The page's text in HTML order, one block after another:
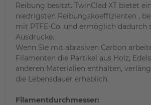
Reibung besitzt. TwinClad XT bietet
niedrigsten Reibungskoeffizienten ,
mit PTFE-Co. und ermöglich dadurch
Ausdrucke.
Wenn Sie mit abrasiven Carbon
Filamenten die Partikel aus Holz,
anderen Materialien enthalten,
die Lebensdauer erheblich.
Filamentdurchmesser: